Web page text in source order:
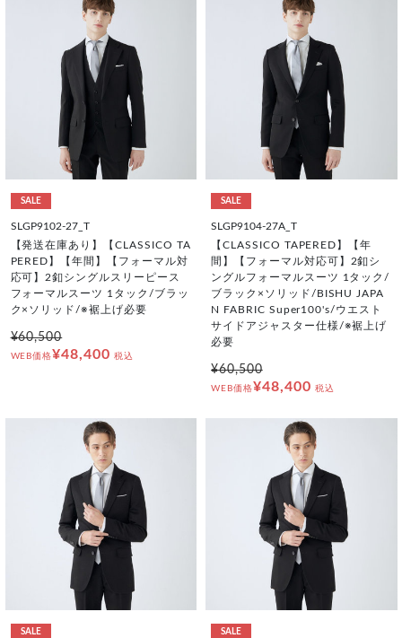
SALE
SLGP9102-27_T
【発送在庫あり】【CLASSICO TA
PERED】【年間】【フォーマル対
応可】2釦シングルスリーピース
フォーマルスーツ 1タック/ブラッ
ク×ソリッド/※裾上げ必要
¥60,500
WEB価格¥48,400 税込
SALE
SLGP9104-27A_T
【CLASSICO TAPERED】【年
間】【フォーマル対応可】2釦シ
ングルフォーマルスーツ 1タック/
ブラック×ソリッド/BISHU JAPA
N FABRIC Super100's/ウエスト
サイドアジャスター仕様/※裾上げ
必要
¥60,500
WEB価格¥48,400 税込
SALE SALE